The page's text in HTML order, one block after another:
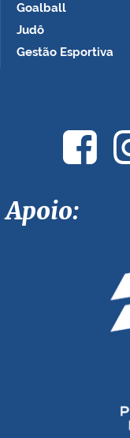
Goalball
Judô
Gestão Esportiva